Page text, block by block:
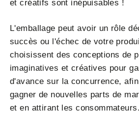
et créatifs sont inépuisables !
L'emballage peut avoir un rôle
succès ou l'échec de votre
choisissent des conceptions de
imaginatives et créatives pour
d'avance sur la concurrence,
gagner de nouvelles parts de
et en attirant les consommateurs.